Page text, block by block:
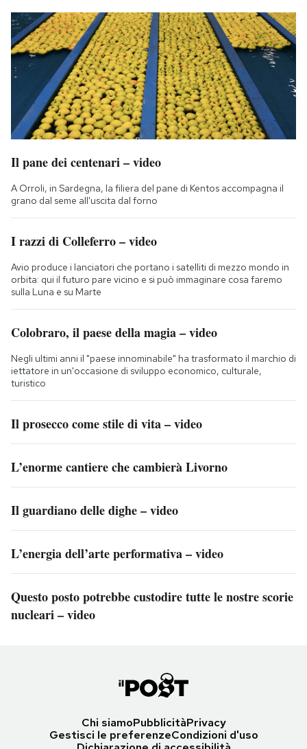
Il pane dei centenari – video
A Orroli, in Sardegna, la filiera del pane di Kentos accompagna il
grano dal seme all'uscita dal forno
I razzi di Colleferro – video
Avio produce i lanciatori che portano i satelliti di mezzo mondo in
orbita: qui il futuro pare vicino e si può immaginare cosa faremo
sulla Luna e su Marte
Colobraro, il paese della magia – video
Negli ultimi anni il "paese innominabile" ha trasformato il marchio di
iettatore in un'occasione di sviluppo economico, culturale,
turistico
Il prosecco come stile di vita – video
L’enorme cantiere che cambierà Livorno
Il guardiano delle dighe – video
L’energia dell’arte performativa – video
Questo posto potrebbe custodire tutte le nostre scorie
nucleari – video
Chi siamoPubblicitàPrivacy
Gestisci le preferenzeCondizioni d'uso